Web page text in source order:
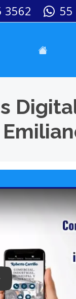
3562 55
Keynote